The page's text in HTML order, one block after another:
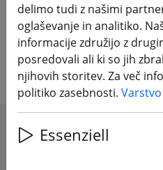
FPV Drone
prostega sloga in
delimo tudi z našimi
oglaševanje in analitiko.
informacije združijo z
posredovali ali ki so jih
njihovih storitev. Za več
politiko zasebnosti.
Essenziell